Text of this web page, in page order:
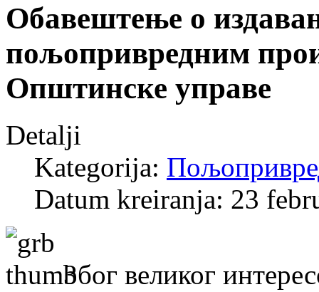
Обавештење о
пољопривредним
Општинске управе
Detalji
Kategorija:
Datum kreiranja: 23
Због великог